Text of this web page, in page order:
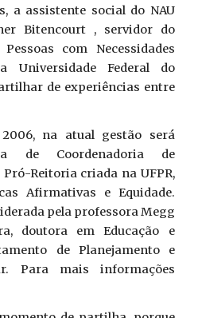
a assistente social do NAU
Bitencourt , servidor do
com Necessidades
Universidade Federal do
de experiências entre
na atual gestão será
de Coordenadoria de
Reitoria criada na UFPR,
Afirmativas e Equidade.
pela professora Megg
doutora em Educação e
de Planejamento e
Para mais informações